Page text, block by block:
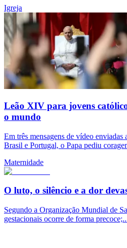
Igreja
Leão XIV para jovens
o mundo
Em três mensagens de vídeo enviadas
Brasil e Portugal, o Papa pediu
Maternidade
O luto, o silêncio e a dor
Segundo a Organização Mundial de
gestacionais ocorre de forma